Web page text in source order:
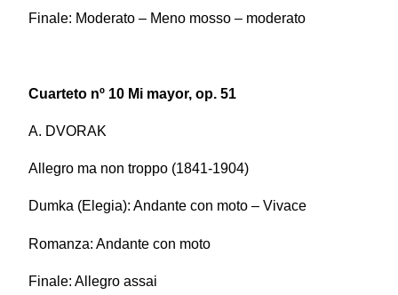
Finale: Moderato – Meno mosso – moderato
Cuarteto nº 10 Mi mayor, op. 51
A. DVORAK
Allegro ma non troppo (1841-1904)
Dumka (Elegia): Andante con moto – Vivace
Romanza: Andante con moto
Finale: Allegro assai